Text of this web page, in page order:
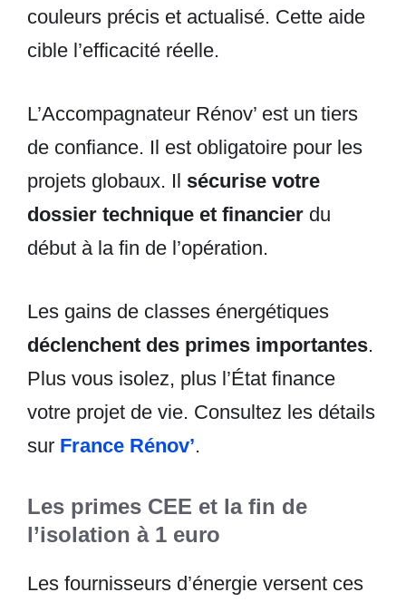
couleurs précis et actualisé. Cette aide
cible l’efficacité réelle.
L’Accompagnateur Rénov’ est un tiers
de confiance. Il est obligatoire pour les
projets globaux. Il sécurise votre
dossier technique et financier du
début à la fin de l’opération.
Les gains de classes énergétiques
déclenchent des primes importantes.
Plus vous isolez, plus l’État finance
votre projet de vie. Consultez les détails
sur France Rénov’.
Les primes CEE et la fin de
l’isolation à 1 euro
Les fournisseurs d’énergie versent ces